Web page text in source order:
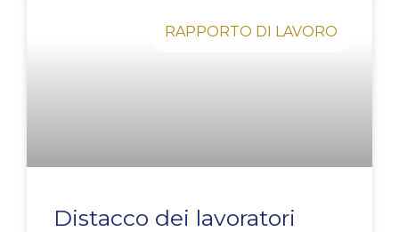
RAPPORTO DI LAVORO
Distacco dei lavoratori